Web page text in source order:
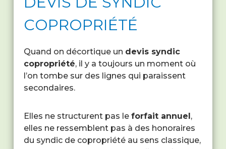
COPROPRIÉTÉ
Quand on décortique un devis syndic
copropriété, il y a toujours un moment où
l’on tombe sur des lignes qui paraissent
secondaires.
Elles ne structurent pas le forfait annuel ,
elles ne ressemblent pas à des honoraires
du syndic de copropriété au sens classique,